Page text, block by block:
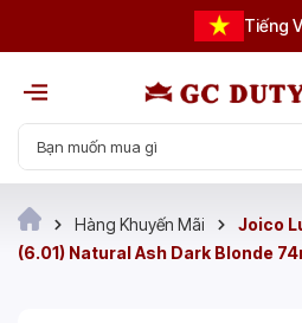
Tiếng
Hàng Khuyến Mãi
Joico
(6.01) Natural Ash Dark Blonde